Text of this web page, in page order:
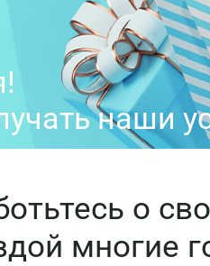
наши
о
многие